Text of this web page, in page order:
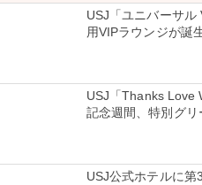
USJ「ユニバーサル
用VIPラウンジが誕
USJ「Thanks Love
記念週間、特別グリ
USJ公式ホテルに第